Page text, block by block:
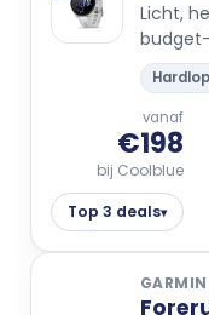
Licht,
vanaf
€198
bij Coolblue
Top 3 deals▾
GARMIN